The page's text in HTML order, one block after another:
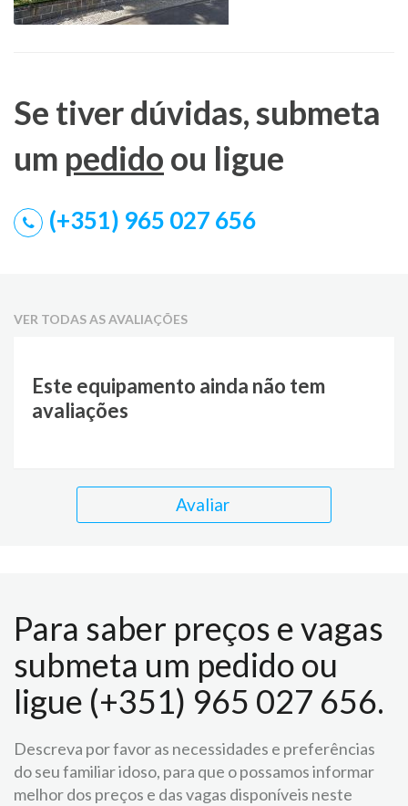
Se tiver dúvidas, submeta
um pedido ou ligue
(+351) 965 027 656
VER TODAS AS AVALIAÇÕES
Este equipamento ainda não tem
avaliações
Avaliar
Para saber preços e vagas
submeta um pedido ou
ligue (+351) 965 027 656.
Descreva por favor as necessidades e preferências
do seu familiar idoso, para que o possamos informar
melhor dos preços e das vagas disponíveis neste